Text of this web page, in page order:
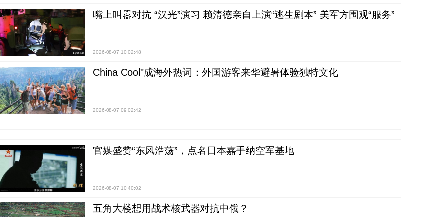
嘴上叫嚣对抗 “汉光”演习 赖清德亲自上演“逃生剧本” 美军方围观“服务”
2026-08-07 10:02:48
China Cool"成海外热词：外国游客来华避暑体验独特文化
2026-08-07 09:02:42
官媒盛赞“东风浩荡”，点名日本嘉手纳空军基地
2026-08-07 10:40:02
五角大楼想用战术核武器对抗中俄？